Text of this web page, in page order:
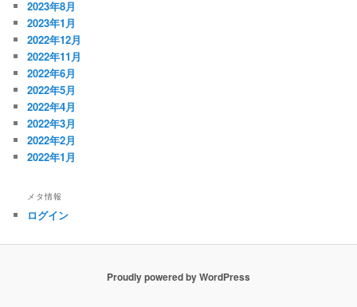
ョ
ン
2023年8月
2023年1月
2022年12月
2022年11月
2022年6月
2022年5月
2022年4月
2022年3月
2022年2月
2022年1月
メタ情報
ログイン
Proudly powered by WordPress